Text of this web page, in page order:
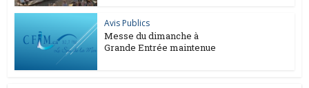
Avis Publics
Messe du dimanche à
Grande Entrée maintenue